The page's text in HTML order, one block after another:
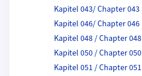
Kapitel 043/ Chapter 043
Kapitel 046/ Chapter 046
Kapitel 048 / Chapter 048
Kapitel 050 / Chapter 050
Kapitel 051 / Chapter 051